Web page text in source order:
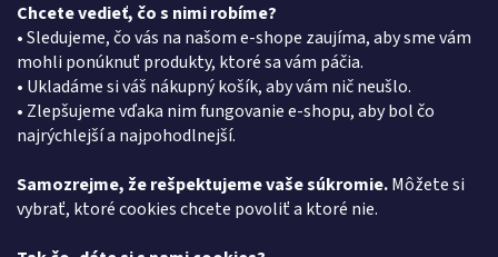
Chcete vedieť, čo s nimi robíme?
• Sledujeme, čo vás na našom e-shope zaujíma, aby sme vám
mohli ponúknuť produkty, ktoré sa vám páčia.
• Ukladáme si váš nákupný košík, aby vám nič neušlo.
• Zlepšujeme vďaka nim fungovanie e-shopu, aby bol čo
najrýchlejší a najpohodlnejší.
Samozrejme, že rešpektujeme vaše súkromie.Môžete si
vybrať, ktoré cookies chcete povoliť a ktoré nie.
Kontakt
eshop@pkgroup.sk
+420739079933
+420734621131
Vyhľadávanie